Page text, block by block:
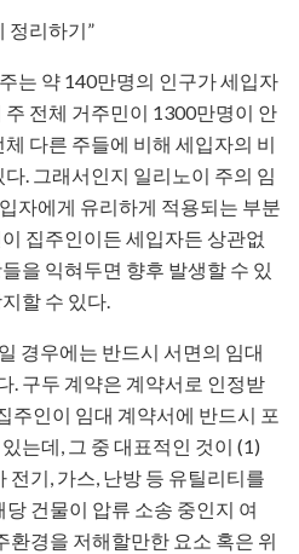
정리하기”
는 약 140만명의 인구가 세입자
주 전체 거주민이 1300만명이 안
다른 주들에 비해 세입자의 비
. 그래서인지 일리노이 주의 임
자에게 유리하게 적용되는 부분
집주인이든 세입자든 상관없
을 익혀두면 향후 발생할 수 있
할 수 있다.
경우에는 반드시 서면의 임대
. 구두 계약은 계약서로 인정받
주인이 임대 계약서에 반드시 포
는데, 그 중 대표적인 것이 (1)
전기, 가스, 난방 등 유틸리티를
건물이 압류 소송 중인지 여
환경을 저해할만한 요소 혹은 위